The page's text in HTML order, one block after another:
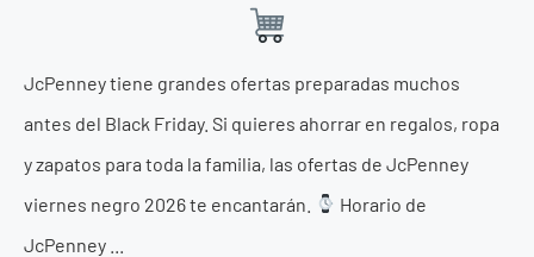
JcPenney tiene grandes ofertas preparadas muchos
antes del Black Friday. Si quieres ahorrar en regalos, ropa
y zapatos para toda la familia, las ofertas de JcPenney
viernes negro 2026 te encantarán.
Horario de
JcPenney ...